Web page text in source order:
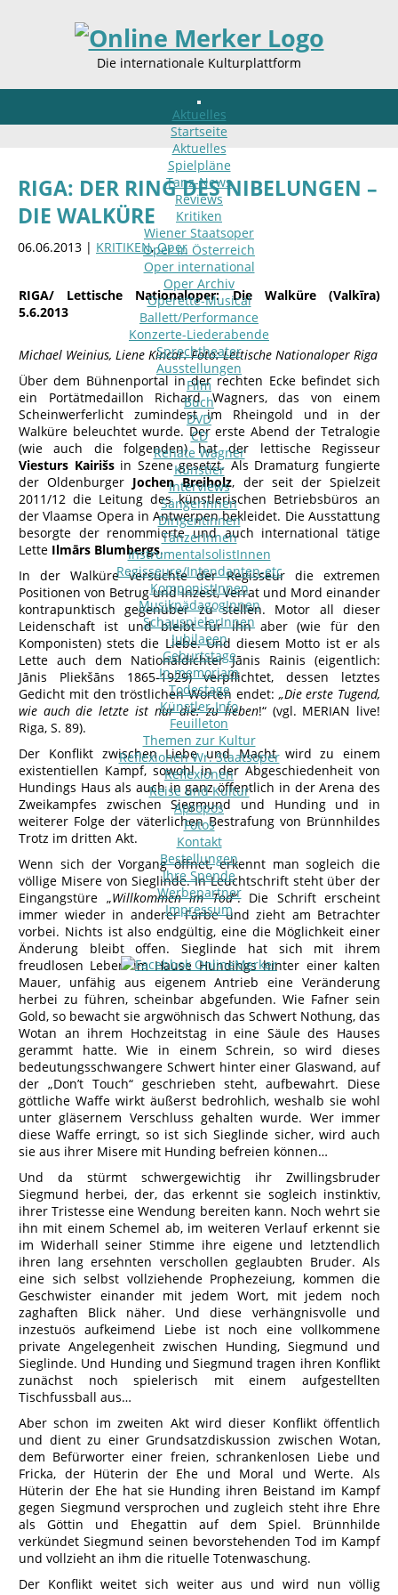
Die internationale Kulturplattform
Aktuelles
Startseite
Aktuelles
Spielpläne
Tanz-News
Reviews
Kritiken
Wiener Staatsoper
Oper in Österreich
Oper international
Oper Archiv
Operette-Musical
Ballett/Performance
Konzerte-Liederabende
Sprechtheater
Ausstellungen
Film
Buch
DVD
CD
Renate Wagner
Künstler
Interviews
SängerInnen
DirigentInnen
TänzerInnen
InstrumentalsolistInnen
Regisseure/Intendanten-etc
KomponistInnen
MusikpädagogInnen
SchauspielerInnen
Jubilaeen
Geburtstage
In memoriam
Todestage
Künstler-Info
Feuilleton
Themen zur Kultur
Reflexionen Wr. Staatsoper
Reflexionen
Reise und Kultur
Apropos
Fotos
Kontakt
Bestellungen
Ihre Spende
Werbepartner
Impressum
RIGA: DER RING DES NIBELUNGEN –
DIE WALKÜRE
06.06.2013 | KRITIKEN,Oper
RIGA/ Lettische Nationaloper: Die Walküre (Valkīra)
5.6.2013
Michael Weinius, Liene Kincar. Foto: Lettische Nationaloper Riga
Über dem Bühnenportal in der rechten Ecke befindet sich
ein Portätmedaillon Richard Wagners, das von einem
Scheinwerferlicht zumindest im Rheingold und in der
Walküre beleuchtet wurde. Der erste Abend der Tetralogie
(wie auch die folgenden) hat der lettische Regisseur
Viesturs Kairišsin Szene gesetzt. Als Dramaturg fungierte
der Oldenburger Jochen Breiholz, der seit der Spielzeit
2011/12 die Leitung des künstlerischen Betriebsbüros an
der Vlaamse Opera in Antwerpen bekleidet. Die Ausstattung
besorgte der renommierte und auch international tätige
Lette Ilmārs Blumbergs.
In der Walküre versuchte der Regisseur die extremen
Positionen von Betrug und Inzest, Verrat und Mord einander
kontrapunktisch gegenüber zu stellen. Motor all dieser
Leidenschaft ist und bleibt für ihn aber (wie für den
Komponisten) stets die Liebe. Und diesem Motto ist er als
Lette auch dem Nationaldichter Jānis Rainis (eigentlich:
Jānis Pliekšāns 1865-1929) verpflichtet, dessen letztes
Gedicht mit den tröstlichen Worten endet: „Die erste Tugend,
wie auch die letzte ist nur die: zu lieben!“ (vgl. MERIAN live!
Riga, S. 89).
Der Konflikt zwischen Liebe und Macht wird zu einem
existentiellen Kampf, sowohl in der Abgeschiedenheit von
Hundings Haus als auch in ganz öffentlich in der Arena des
Zweikampfes zwischen Siegmund und Hunding und in
weiterer Folge der väterlichen Bestrafung von Brünnhildes
Trotz im dritten Akt.
Wenn sich der Vorgang öffnet, erkennt man sogleich die
völlige Misere von Sieglinde. In Leuchtschrift steht über der
Eingangstüre „Willkommen im Tod“. Die Schrift erscheint
immer wieder in anderer Farbe und zieht am Betrachter
vorbei. Nichts ist also endgültig, eine die Möglichkeit einer
Änderung bleibt offen. Sieglinde hat sich mit ihrem
freudlosen Leben im Hause Hundings hinter einer kalten
Mauer, unfähig aus eigenem Antrieb eine Veränderung
herbei zu führen, scheinbar abgefunden. Wie Fafner sein
Gold, so bewacht sie argwöhnisch das Schwert Nothung, das
Wotan an ihrem Hochzeitstag in eine Säule des Hauses
gerammt hatte. Wie in einem Schrein, so wird dieses
bedeutungsschwangere Schwert hinter einer Glaswand, auf
der „Don’t Touch“ geschrieben steht, aufbewahrt. Diese
göttliche Waffe wirkt äußerst bedrohlich, weshalb sie wohl
unter gläsernem Verschluss gehalten wurde. Wer immer
diese Waffe erringt, so ist sich Sieglinde sicher, wird auch
sie aus ihrer Misere mit Hunding befreien können…
Und da stürmt schwergewichtig ihr Zwillingsbruder
Siegmund herbei, der, das erkennt sie sogleich instinktiv,
ihrer Tristesse eine Wendung bereiten kann. Noch wehrt sie
ihn mit einem Schemel ab, im weiteren Verlauf erkennt sie
im Widerhall seiner Stimme ihre eigene und letztendlich
ihren lang ersehnten verschollen geglaubten Bruder. Als
eine sich selbst vollziehende Prophezeiung, kommen die
Geschwister einander mit jedem Wort, mit jedem noch
zaghaften Blick näher. Und diese verhängnisvolle und
inzestuös aufkeimend Liebe ist noch eine vollkommene
private Angelegenheit zwischen Hunding, Siegmund und
Sieglinde. Und Hunding und Siegmund tragen ihren Konflikt
zunächst noch spielerisch mit einem aufgestellten
Tischfussball aus…
Aber schon im zweiten Akt wird dieser Konflikt öffentlich
und dient zu einer Grundsatzdiskussion zwischen Wotan,
dem Befürworter einer freien, schrankenlosen Liebe und
Fricka, der Hüterin der Ehe und Moral und Werte. Als
Hüterin der Ehe hat sie Hunding ihren Beistand im Kampf
gegen Siegmund versprochen und zugleich steht ihre Ehre
als Göttin und Ehegattin auf dem Spiel. Brünnhilde
verkündet Siegmund seinen bevorstehenden Tod im Kampf
und vollzieht an ihm die rituelle Totenwaschung.
Der Konflikt weitet sich weiter aus und wird nun völlig